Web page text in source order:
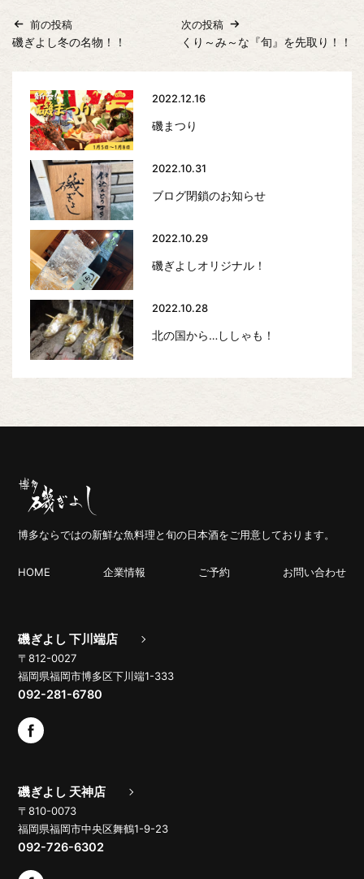
前の投稿
磯ぎよし冬の名物！！
次の投稿
くり～み～な『旬』を先取り！！
2022.12.16
磯まつり
2022.10.31
ブログ閉鎖のお知らせ
2022.10.29
磯ぎよしオリジナル！
2022.10.28
北の国から…ししゃも！
博多ならではの新鮮な魚料理と旬の日本酒をご用意しております。
HOME 企業情報 ご予約 お問い合わせ
磯ぎよし 下川端店
〒812-0027
福岡県福岡市博多区下川端1-333
092-281-6780
磯ぎよし 天神店
〒810-0073
福岡県福岡市中央区舞鶴1-9-23
092-726-6302